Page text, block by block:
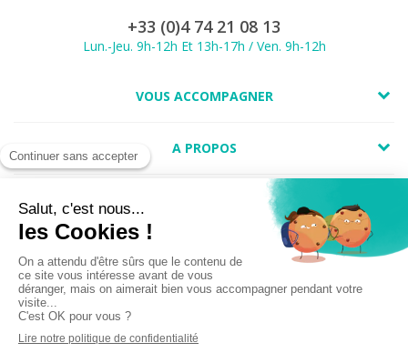
+33 (0)4 74 21 08 13
Lun.-Jeu. 9h-12h Et 13h-17h / Ven. 9h-12h
VOUS ACCOMPAGNER
A PROPOS
Marchand approuvé par la Société des Avis Garantis,cliquez ici pour
vérifier.